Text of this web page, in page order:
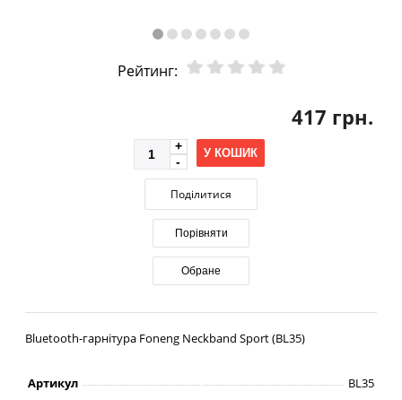
Рейтинг:
417 грн.
У КОШИК
Поділитися
Порівняти
Обране
Bluetooth-гарнітура Foneng Neckband Sport (BL35)
Артикул BL35